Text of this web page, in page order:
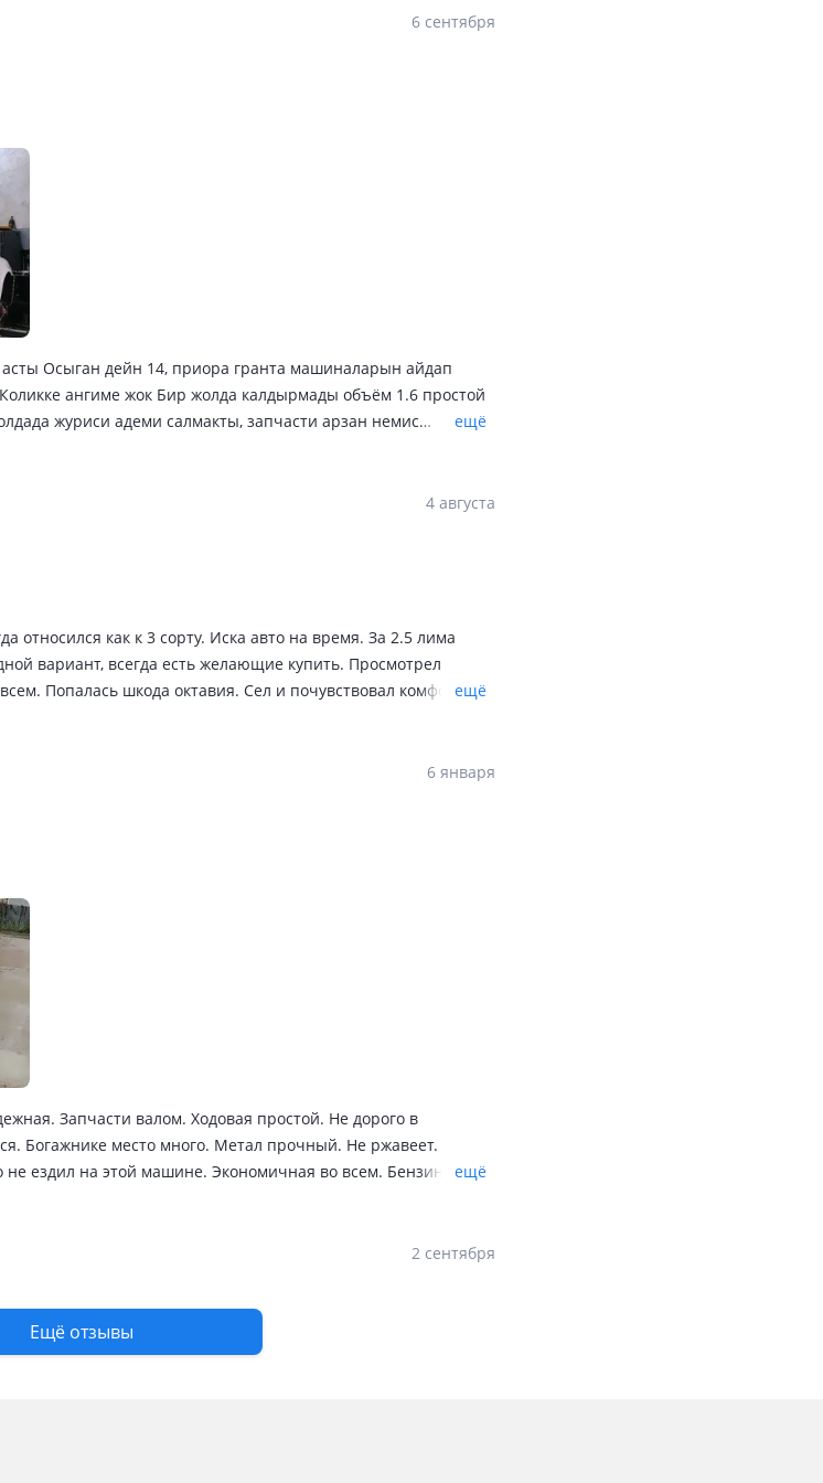
6 сентября
Осыган дейн 14, приора гранта машиналарын айдап
ангиме жок Бир жолда калдырмады объём 1.6 простой
журиси адеми салмакты, запчасти арзан немис
ширик атымен жок, биздерде багаланбаган
Россия да коп казактар камри болса орыстар шкоданы Жаксы
ещё
4 августа
относился как к 3 сорту. Иска авто на время. За 2.5 лима
вариант, всегда есть желающие купить. Просмотрел
Попалась шкода октавия. Сел и почувствовал комфорт от
100 крузак 2006, рав 4, мерсы, мазды, нисан примьера Р11
с пробками и газовкой. Ходовка мягкая. В общем машина
Зашла машинка. Насчет печки была проблема с обогревом,
ещё
6 января
Запчасти валом. Ходовая простой. Не дорого в
Богажнике место много. Метал прочный. Не ржавеет.
не ездил на этой машине. Экономичная во всем. Бензин ПО
не хотель покупат так как думал запчасти не найду на нее.
ещё
2 сентября
Ещё отзывы